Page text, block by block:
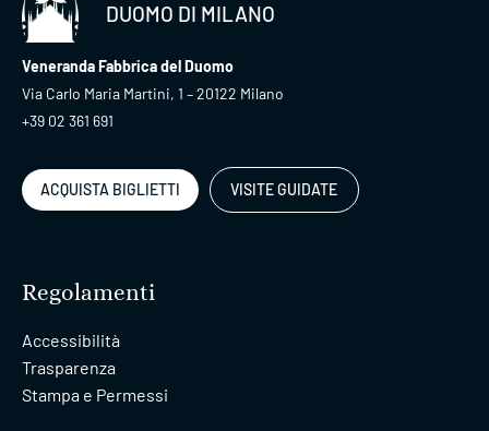
DUOMO DI MILANO
Veneranda Fabbrica del Duomo
Via Carlo Maria Martini, 1 – 20122 Milano
+39 02 361 691
ACQUISTA BIGLIETTI VISITE GUIDATE
Regolamenti
Accessibilità
Trasparenza
Stampa e Permessi